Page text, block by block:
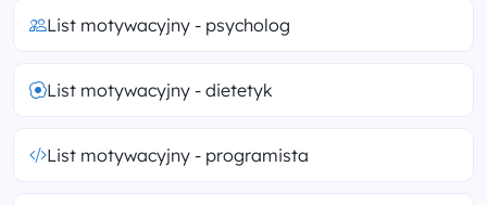
List motywacyjny - psycholog
List motywacyjny - dietetyk
List motywacyjny - programista